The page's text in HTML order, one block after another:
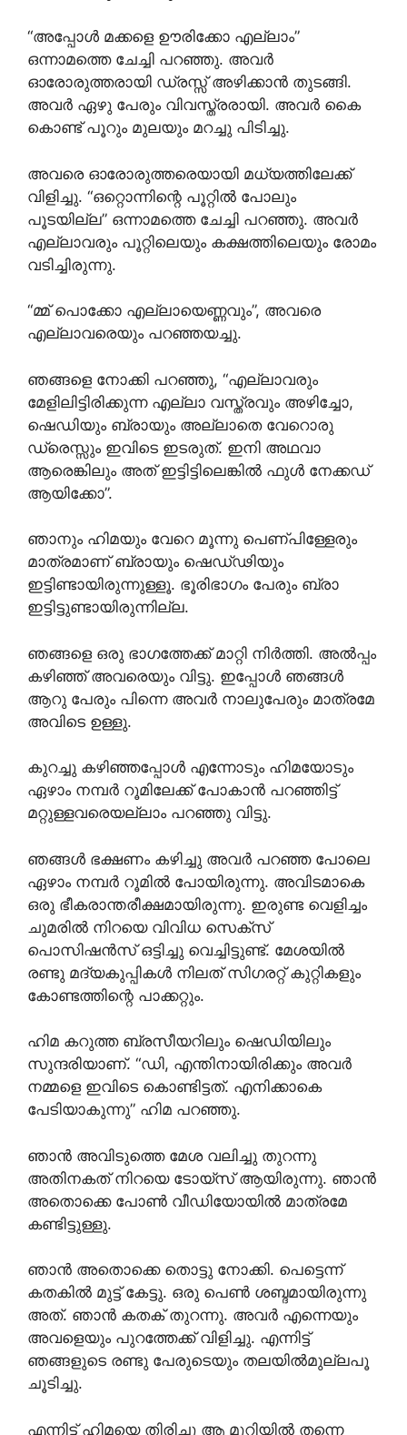
“അപ്പോൾ മക്കളെ ഊരിക്കോ എല്ലാം”
ഒന്നാമത്തെ ചേച്ചി പറഞ്ഞു. അവർ
ഓരോരുത്തരായി ഡ്രസ്സ് അഴിക്കാൻ തുടങ്ങി.
അവർ ഏഴു പേരും വിവസ്ത്രരായി. അവർ കൈ
കൊണ്ട് പൂറും മുലയും മറച്ചു പിടിച്ചു.
അവരെ ഓരോരുത്തരെയായി മധ്യത്തിലേക്ക്
വിളിച്ചു. “ഒറ്റൊന്നിന്റെ പൂറ്റിൽ പോലും
പൂടയില്ല” ഒന്നാമത്തെ ചേച്ചി പറഞ്ഞു. അവർ
എല്ലാവരും പൂറ്റിലെയും കക്ഷത്തിലെയും രോമം
വടിച്ചിരുന്നു.
“മ്മ് പൊക്കോ എല്ലായെണ്ണവും”, അവരെ
എല്ലാവരെയും പറഞ്ഞയച്ചു.
ഞങ്ങളെ നോക്കി പറഞ്ഞു, “എല്ലാവരും
മേളിലിട്ടിരിക്കുന്ന എല്ലാ വസ്ത്രവും അഴിച്ചോ,
ഷെഡിയും ബ്രായും അല്ലാതെ വേറൊരു
ഡ്രെസ്സും ഇവിടെ ഇടരുത്. ഇനി അഥവാ
ആരെങ്കിലും അത് ഇട്ടിട്ടിലെങ്കിൽ ഫുൾ നേക്കഡ്
ആയിക്കോ”.
ഞാനും ഹിമയും വേറെ മൂന്നു പെണ്പിള്ളേരും
മാത്രമാണ് ബ്രായും ഷെഡ്‌ഢിയും
ഇട്ടിണ്ടായിരുന്നുള്ളൂ. ഭൂരിഭാഗം പേരും ബ്രാ
ഇട്ടിട്ടുണ്ടായിരുന്നില്ല.
ഞങ്ങളെ ഒരു ഭാഗത്തേക്ക് മാറ്റി നിർത്തി. അൽപ്പം
കഴിഞ്ഞ് അവരെയും വിട്ടു. ഇപ്പോൾ ഞങ്ങൾ
ആറു പേരും പിന്നെ അവർ നാലുപേരും മാത്രമേ
അവിടെ ഉള്ളു.
കുറച്ചു കഴിഞ്ഞപ്പോൾ എന്നോടും ഹിമയോടും
ഏഴാം നമ്പർ റൂമിലേക്ക് പോകാൻ പറഞ്ഞിട്ട്
മറ്റുള്ളവരെയല്ലാം പറഞ്ഞു വിട്ടു.
ഞങ്ങൾ ഭക്ഷണം കഴിച്ചു അവർ പറഞ്ഞ പോലെ
ഏഴാം നമ്പർ റൂമിൽ പോയിരുന്നു. അവിടമാകെ
ഒരു ഭീകരാന്തരീക്ഷമായിരുന്നു. ഇരുണ്ട വെളിച്ചം
ചുമരിൽ നിറയെ വിവിധ സെക്സ്
പൊസിഷൻസ് ഒട്ടിച്ചു വെച്ചിട്ടുണ്ട്. മേശയിൽ
രണ്ടു മദ്യകുപ്പികൾ നിലത് സിഗരറ്റ് കുറ്റികളും
കോണ്ടത്തിന്റെ പാക്കറ്റും.
ഹിമ കറുത്ത ബ്രസീയറിലും ഷെഡിയിലും
സുന്ദരിയാണ്. “ഡി, എന്തിനായിരിക്കും അവർ
നമ്മളെ ഇവിടെ കൊണ്ടിട്ടത്. എനിക്കാകെ
പേടിയാകുന്നു” ഹിമ പറഞ്ഞു.
ഞാൻ അവിടുത്തെ മേശ വലിച്ചു തുറന്നു
അതിനകത് നിറയെ ടോയ്‌സ് ആയിരുന്നു. ഞാൻ
അതൊക്കെ പോൺ വീഡിയോയിൽ മാത്രമേ
കണ്ടിട്ടുള്ളു.
ഞാൻ അതൊക്കെ തൊട്ടു നോക്കി. പെട്ടെന്ന്
കതകിൽ മുട്ട് കേട്ടു. ഒരു പെൺ ശബ്ദമായിരുന്നു
അത്. ഞാൻ കതക് തുറന്നു. അവർ എന്നെയും
അവളെയും പുറത്തേക്ക് വിളിച്ചു. എന്നിട്ട്
ഞങ്ങളുടെ രണ്ടു പേരുടെയും തലയിൽമുല്ലപൂ
ചൂടിച്ചു.
എന്നിട്ട് ഹിമയെ തിരിച്ചു ആ മുറിയിൽ തന്നെ